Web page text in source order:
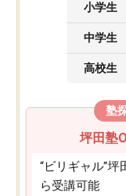
小学生
中学生
高校生
塾
坪田塾
“ビリギャル”
ら受講可能